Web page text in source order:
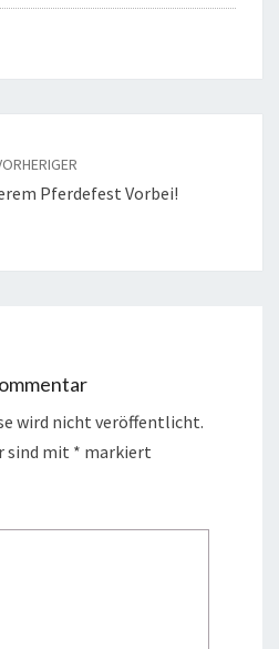
Pferdefest Vorbei!
wird nicht veröffentlicht.
sind mit * markiert